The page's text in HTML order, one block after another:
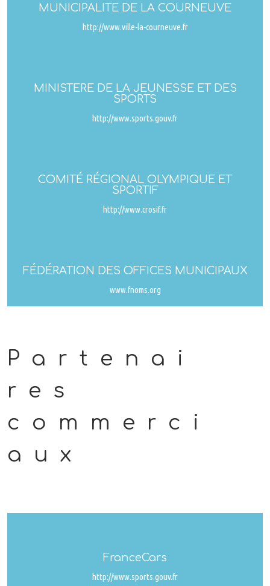
MUNICIPALITE DE LA COURNEUVE
http://www.ville-la-courneuve.fr
MINISTERE DE LA JEUNESSE ET DES
SPORTS
http://www.sports.gouv.fr
COMITÉ RÉGIONAL OLYMPIQUE ET
SPORTIF
http://www.crosif.fr
FÉDÉRATION DES OFFICES MUNICIPAUX
www.fnoms.org
Partenai
res
commerci
aux
FranceCars
http://www.sports.gouv.fr